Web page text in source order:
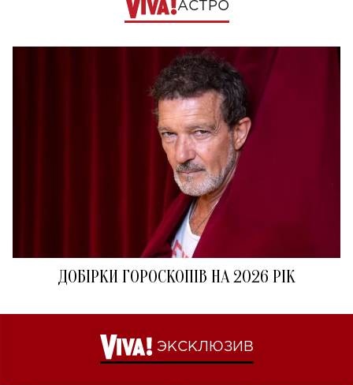
АСТРО
ДОБІРКИ ГОРОСКОПІВ НА 2026 РІК
ЭКСКЛЮЗИВ